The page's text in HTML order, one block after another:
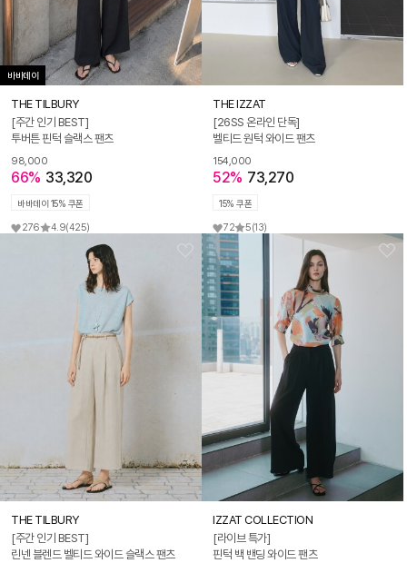
바바데이
THE TILBURY
[주간 인기 BEST]
투버튼 핀턱 슬랙스 팬츠
98,000
66% 33,320
바바데이 15% 쿠폰
276 4.9(425)
THE IZZAT
[26SS 온라인 단독]
벨티드 원턱 와이드 팬츠
154,000
52% 73,270
15% 쿠폰
72 5(13)
THE TILBURY
[주간 인기 BEST]
린넨 블렌드 벨티드 와이드 슬랙스 팬츠
IZZAT COLLECTION
[라이브 특가]
핀턱 백 밴딩 와이드 팬츠